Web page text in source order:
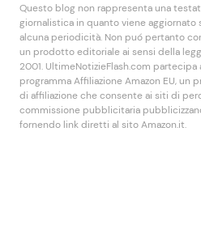
Questo blog non rappresenta una
giornalistica in quanto viene aggiornato
alcuna periodicità. Non puó pertanto
un prodotto editoriale ai sensi della
2001. UltimeNotizieFlash.com partecipa
programma Affiliazione Amazon EU, un
di affiliazione che consente ai siti di
commissione pubblicitaria
fornendo link diretti al sito Amazon.it.